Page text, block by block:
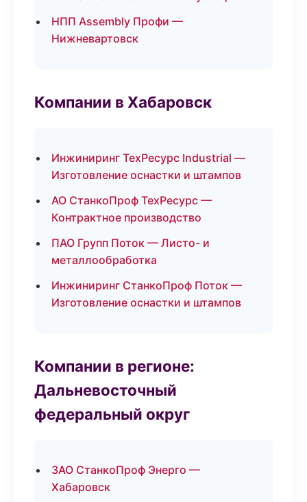
НПП Assembly Профи —
Нижневартовск
Компании в Хабаровск
Инжиниринг ТехРесурс Industrial —
Изготовление оснастки и штампов
АО СтанкоПроф ТехРесурс —
Контрактное производство
ПАО Групп Поток — Листо- и
металлообработка
Инжиниринг СтанкоПроф Поток —
Изготовление оснастки и штампов
Компании в регионе:
Дальневосточный
федеральный округ
ЗАО СтанкоПроф Энерго —
Хабаровск